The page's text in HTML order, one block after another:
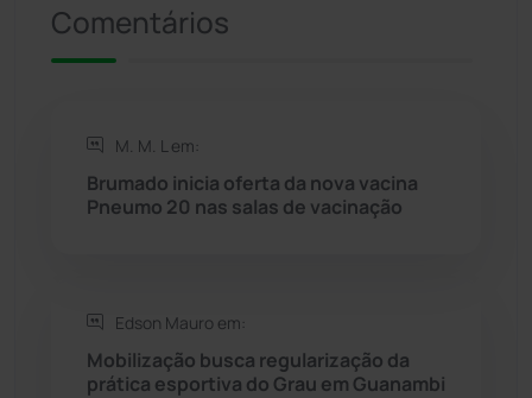
Riacho de Santana
Rio do Antônio
Rio do Pires
Seabra
Comentários
M. M. L em:
Brumado inicia oferta da nova vacina
Pneumo 20 nas salas de vacinação
Edson Mauro em:
Mobilização busca regularização da
prática esportiva do Grau em Guanambi